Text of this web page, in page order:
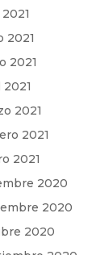
2021
2021
2021
2021
2021
2020
2020
2020